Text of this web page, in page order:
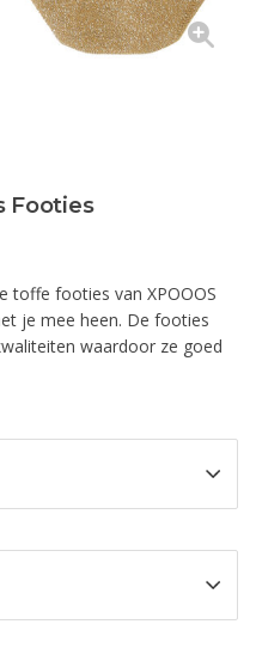
Footies
toffe footies van XPOOOS
je mee heen. De footies
waardoor ze goed